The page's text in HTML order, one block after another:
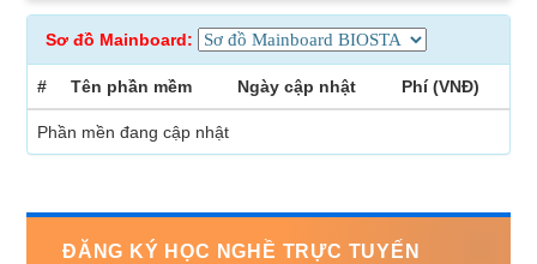
Sơ đồ Mainboard:
# Tên phần mềm Ngày cập nhật Phí (VNĐ)
Phần mền đang cập nhật
ĐĂNG KÝ HỌC NGHỀ TRỰC TUYẾN